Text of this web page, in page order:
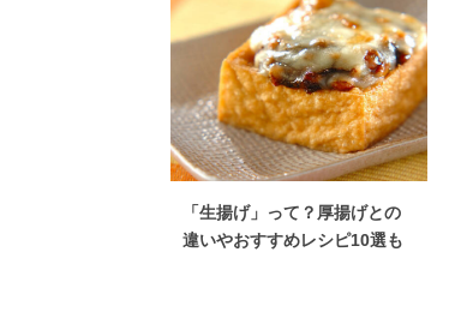
「生揚げ」って？厚揚げとの
違いやおすすめレシピ10選も